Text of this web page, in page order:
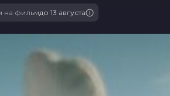
на фильмдо 13 августа